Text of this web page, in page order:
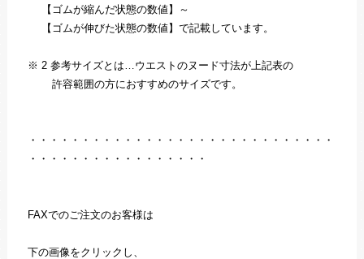
【ゴムが縮んだ状態の数値】～
【ゴムが伸びた状態の数値】で記載しています。
※ 2 参考サイズとは…ウエストのヌード寸法が上記表の
許容範囲の方におすすめのサイズです。
・・・・・・・・・・・・・・・・・・・・・・・・・・・・・
・・・・・・・・・・・・・・・・・
FAXでのご注文のお客様は
下の画像をクリックし、